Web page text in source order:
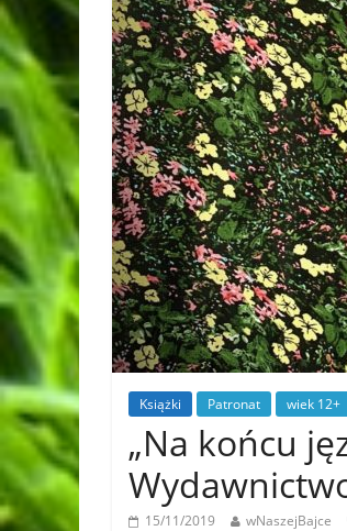
Książki Patronat wiek 12+
„Na końcu
15/11/2019 wNaszejBajce